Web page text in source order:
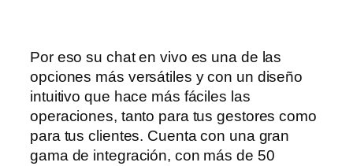
Por eso su chat en vivo es una de las
opciones más versátiles y con un diseño
intuitivo que hace más fáciles las
operaciones, tanto para tus gestores como
para tus clientes. Cuenta con una gran
gama de integración, con más de 50